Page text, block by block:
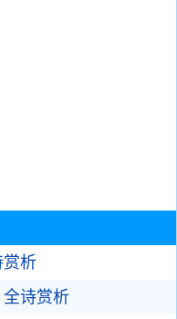
赏析
全诗赏析